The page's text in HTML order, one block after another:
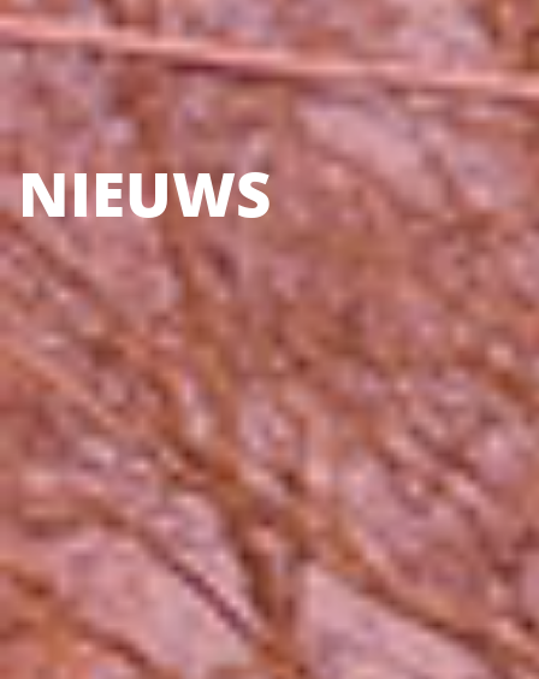
NIEUWS